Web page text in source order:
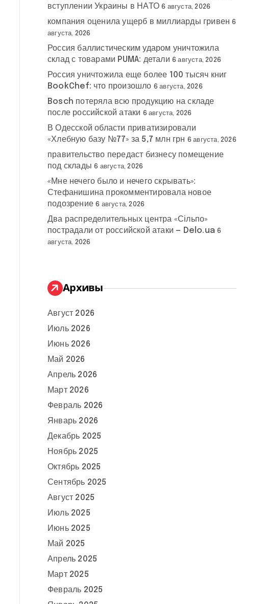
вступлении Украины в НАТО 6 августа, 2026
компания оценила ущерб в миллиарды гривен 6
августа, 2026
Россия баллистическим ударом уничтожила
склад с товарами PUMA: детали 6 августа, 2026
Россия уничтожила еще более 100 тысяч книг
BookChef: что произошло 6 августа, 2026
Bosch потеряла всю продукцию на складе
после российской атаки 6 августа, 2026
В Одесской области приватизировали
«Хлебную базу №77» за 5,7 млн грн 6 августа, 2026
правительство передаст бизнесу помещение
под склады 6 августа, 2026
«Мне нечего было и нечего скрывать»:
Стефанишина прокомментировала новое
подозрение 6 августа, 2026
Два распределительных центра «Сільпо»
пострадали от российской атаки — Delo.ua 6
августа, 2026
Архивы
Август 2026
Июль 2026
Июнь 2026
Май 2026
Апрель 2026
Март 2026
Февраль 2026
Январь 2026
Декабрь 2025
Ноябрь 2025
Октябрь 2025
Сентябрь 2025
Август 2025
Июль 2025
Июнь 2025
Май 2025
Апрель 2025
Март 2025
Февраль 2025